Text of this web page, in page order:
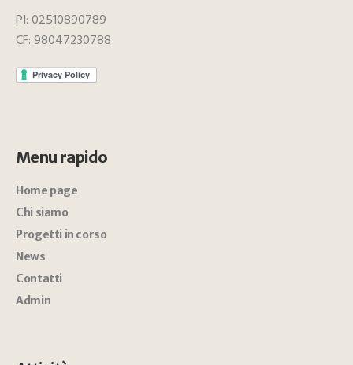
PI: 02510890789
CF: 98047230788
Menu rapido
Home page
Chi siamo
Progetti in corso
News
Contatti
Admin